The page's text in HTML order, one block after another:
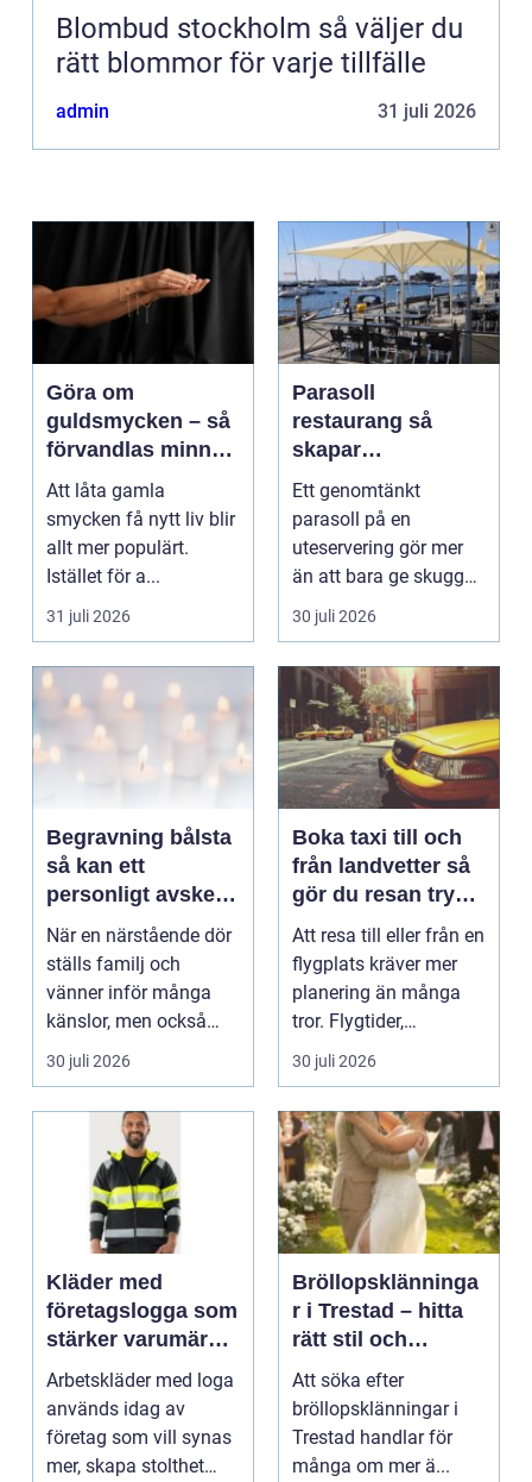
Blombud stockholm så väljer du
rätt blommor för varje tillfälle
admin 31 juli 2026
Göra om
guldsmycken – så
förvandlas minnen
till nya favoriter
Att låta gamla
smycken få nytt liv blir
allt mer populärt.
Istället för a...
31 juli 2026
Parasoll
restaurang så
skapar
uteserveringen rätt
känsla året runt
Ett genomtänkt
parasoll på en
uteservering gör mer
än att bara ge skugga.
Det påverkar hur länge
gäs...
30 juli 2026
Begravning bålsta
så kan ett
personligt avsked
formas
När en närstående dör
ställs familj och
vänner inför många
känslor, men också
praktiska beslut. En b...
30 juli 2026
Boka taxi till och
från landvetter så
gör du resan trygg
och smidig
Att resa till eller från en
flygplats kräver mer
planering än många
tror. Flygtider,
packning, säker...
30 juli 2026
Kläder med
företagslogga som
stärker varumärket
varje dag
Arbetskläder med loga
används idag av
företag som vill synas
mer, skapa stolthet
Bröllopsklänninga
r i Trestad – hitta
rätt stil och
passform inför den
stora dagen
Att söka efter
bröllopsklänningar i
Trestad handlar för
många om mer ä...